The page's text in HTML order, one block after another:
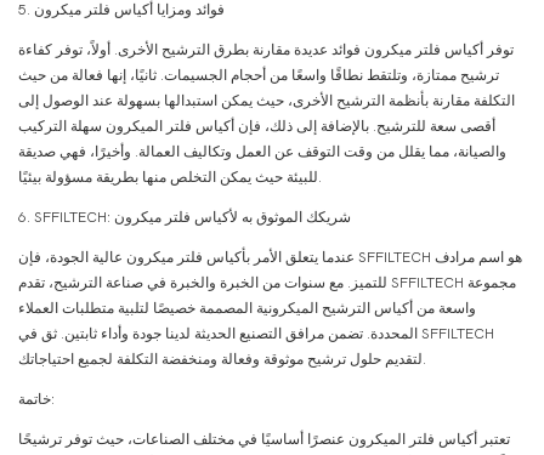
5. فوائد ومزايا أكياس فلتر ميكرون
توفر أكياس فلتر ميكرون فوائد عديدة مقارنة بطرق الترشيح الأخرى. أولاً، توفر كفاءة
ترشيح ممتازة، وتلتقط نطاقًا واسعًا من أحجام الجسيمات. ثانيًا، إنها فعالة من حيث
التكلفة مقارنة بأنظمة الترشيح الأخرى، حيث يمكن استبدالها بسهولة عند الوصول إلى
أقصى سعة للترشيح. بالإضافة إلى ذلك، فإن أكياس فلتر الميكرون سهلة التركيب
والصيانة، مما يقلل من وقت التوقف عن العمل وتكاليف العمالة. وأخيرًا، فهي صديقة
للبيئة حيث يمكن التخلص منها بطريقة مسؤولة بيئيًا.
6. SFFILTECH: شريكك الموثوق به لأكياس فلتر ميكرون
عندما يتعلق الأمر بأكياس فلتر ميكرون عالية الجودة، فإن SFFILTECH هو اسم مرادف
للتميز. مع سنوات من الخبرة والخبرة في صناعة الترشيح، تقدم SFFILTECH مجموعة
واسعة من أكياس الترشيح الميكرونية المصممة خصيصًا لتلبية متطلبات العملاء
المحددة. تضمن مرافق التصنيع الحديثة لدينا جودة وأداء ثابتين. ثق في SFFILTECH
لتقديم حلول ترشيح موثوقة وفعالة ومنخفضة التكلفة لجميع احتياجاتك.
خاتمة:
تعتبر أكياس فلتر الميكرون عنصرًا أساسيًا في مختلف الصناعات، حيث توفر ترشيحًا